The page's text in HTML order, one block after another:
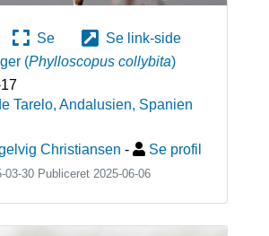
Se
Se link-side
(Phylloscopus collybita)
Tarelo, Andalusien, Spanien
Christiansen - Se profil
03-30 Publiceret 2025-06-06